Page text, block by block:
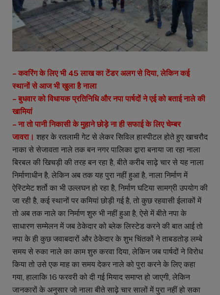
– कवरिंग के लिए भी 45 लाख का टेंडर अलग से दिया, लेकिन कई
स्थानों से आज भी खुला है नाला
– बुधवार को विधायक प्रतिनिधि और नपा पार्षदों ने एई को बताई नाले की
खामियां
– ना तो पानी निकासी के मुहाने छोड़े ना ही सफाई के लिए चेम्बर
जावरा। शहर के रतलामी गेट से लेकर सिविल हास्पीटल होते हुए खाचरौद
नाका से सेजावता नाले तक बन नगर पालिका द्वारा बनाया जा रहा नाला
बिरबल की खिचड़ी की तरह बन रहा है, बीते करीब साढ़े चार से यह नाला
निर्माणाधीन है, लेकिन अब तक यह पुरा नहीं हुआ है, नाला निर्माण में
ऐस्टिमेट शर्तो का भी उल्लघन हो रहा है, निर्माण घटिया सामग्री उपयोग की
जा रही है, कई स्थानों पर कमियां छोड़ी गई है, तो कुछ रहवासी ईलाकों में
तो अब तक नाले का निर्माण शुरु भी नहीं हुआ है, ऐसे में बीते नपा के
साधारण सम्मेलन में जब ठेकेदार को ब्लेक लिस्टेड करने की बात आई तो
नपा के ही कुछ जवाबदारों और ठेकेदार के शुभ चिंतकों ने ताबडतोड़ लम्बे
समय से रुका नाले का काम शुरु करवा दिया, लेकिन जब पार्षदों ने विरोध
किया तो उसे एक माह का समय देकर नाले को पुरा करने के लिए कहा
गया, हालाकि 16 फरवरी को दी गई मियाद समाप्त हो जाएगी, लेकिन
जानकारों के अनुसार जो नाला बीते साढ़े चार सालों में पुरा नहीं हो सका